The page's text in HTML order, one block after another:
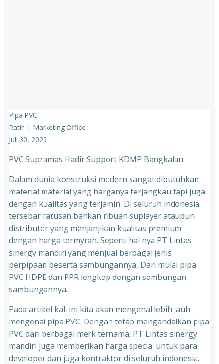
Pipa PVC
Ratih | Marketing Office -
Juli 30, 2026
PVC Supramas Hadir Support KDMP Bangkalan
Dalam dunia konstruksi modern sangat dibutuhkan
material material yang harganya terjangkau tapi juga
dengan kualitas yang terjamin. Di seluruh indonesia
tersebar ratusan bahkan ribuan suplayer ataupun
distributor yang menjanjikan kualitas premium
dengan harga termyrah. Seperti hal nya PT Lintas
sinergy mandiri yang menjual berbagai jenis
perpipaan beserta sambungannya, Dari mulai pipa
PVC HDPE dan PPR lengkap dengan sambungan-
sambungannya.
Pada artikel kali ini kita akan mengenal lebih jauh
mengenai pipa PVC. Dengan tetap mengandalkan pipa
PVC dari berbagai merk ternama, PT Lintas sinergy
mandiri juga memberikan harga special untuk para
developer dan juga kontraktor di seluruh indonesia.